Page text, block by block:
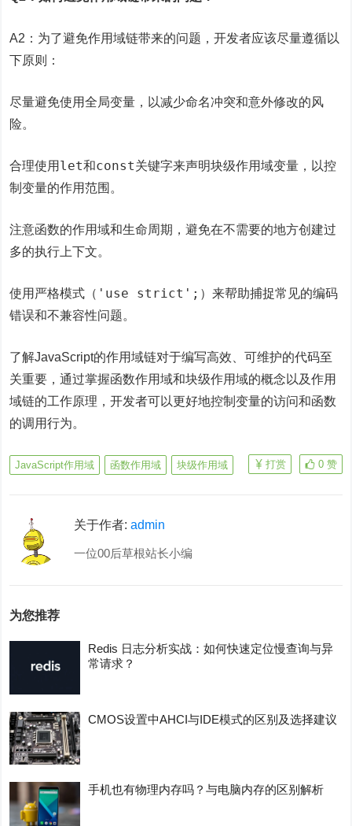
A2：为了避免作用域链带来的问题，开发者应该尽量遵循以
下原则：
尽量避免使用全局变量，以减少命名冲突和意外修改的风
险。
合理使用 let和const关键字来声明块级作用域变量，以控
制变量的作用范围。
注意函数的作用域和生命周期，避免在不需要的地方创建过
多的执行上下文。
使用严格模式（ 'use strict'; ）来帮助捕捉常见的编码
错误和不兼容性问题。
了解JavaScript的作用域链对于编写高效、可维护的代码至
关重要，通过掌握函数作用域和块级作用域的概念以及作用
域链的工作原理，开发者可以更好地控制变量的访问和函数
的调用行为。
JavaScript作用域 函数作用域 块级作用域 0 赞
打赏
关于作者:admin
一位00后草根站长小编
为您推荐
Redis 日志分析实战：如何快速定位慢查询与异
常请求？
CMOS设置中AHCI与IDE模式的区别及选择建议
手机也有物理内存吗？与电脑内存的区别解析